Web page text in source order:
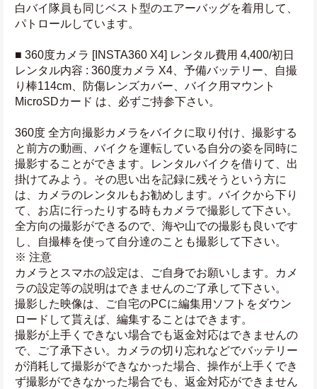
白バイ隊員も同じベスト型のエアーバッグを着用して、
パトロールしています。
■ 360度カメラ [INSTA360 X4] レンタル費用 4,400/初日
レンタル内容 : 360度カメラ X4、予備バッテリー、自撮
り棒114cm、防傷レンズカバー、バイク用マウント
MicroSDカード は、必ずご持参下さい。
360度 全方向撮影カメラをバイクに取り付け、撮影する
と前方の動画、バイクを運転している自分の姿を同時に
撮影することができます。レンタルバイクを借りて、出
掛けてみよう。その思い出を記録に残そうという方に
は、カメラのレンタルもお勧めします。バイクから下り
て、お店に行ったりする時もカメラで撮影して下さい。
全方向の撮影ができるので、海や山での撮影も良いです
し、自撮棒を使って自分達のことも撮影して下さい。
※ 注意
カメラとスマホの設定は、ご自身でお願いします。カメ
ラの設定等の説明はできませんのご了承して下さい。
撮影した映像は、ご自宅のPCに編集用ソフトをダウン
ロードして貰えば、編集することはできます。
撮影が上手くできない場合でも返金対応はできませんの
で、ご了承下さい。カメラの切り忘れなどでバッテリー
が消耗して撮影ができなかった場合、操作が上手くでき
ず撮影ができなかった場合でも、返金対応ができません